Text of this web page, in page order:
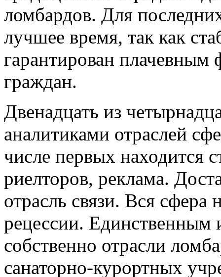
ломбардов. Для
лучшее время, так как
гарантирован
граждан.
Двенадцать из
аналитиками отраслей
числе первых находится
риелторов, реклама.
отрасль связи. Вся сфера
рецессии. Единственным
собственно отрасли
санаторно-курортных